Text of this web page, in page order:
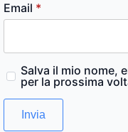
Email *
Salva il mio nome,
per la prossima